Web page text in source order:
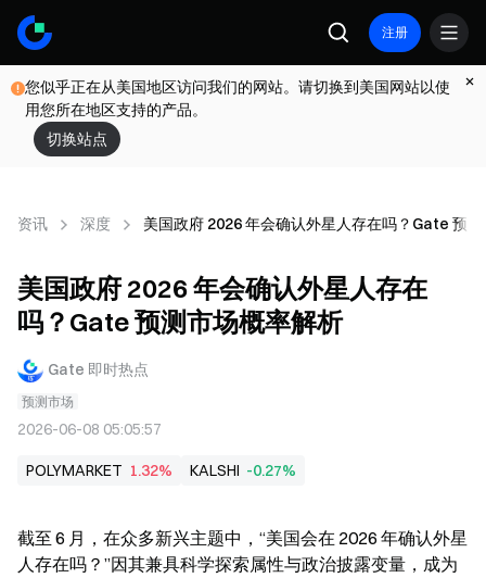
注册
您似乎正在从美国地区访问我们的网站。请切换到美国网站以使
用您所在地区支持的产品。
切换站点
资讯 深度 美国政府 2026 年会确认外星人存在吗？Gate 预
美国政府 2026 年会确认外星人存在
吗？Gate 预测市场概率解析
Gate 即时热点
预测市场
2026-06-08 05:05:57
POLYMARKET 1.32% KALSHI -0.27%
截至 6 月，在众多新兴主题中，“美国会在 2026 年确认外星
人存在吗？”因其兼具科学探索属性与政治披露变量，成为